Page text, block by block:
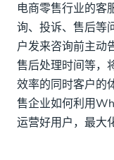
电商零售行业的客
询、投诉、售后等
户发来咨询前主动
售后处理时间等，
效率的同时客户的
售企业如何利用
运营好用户，最大